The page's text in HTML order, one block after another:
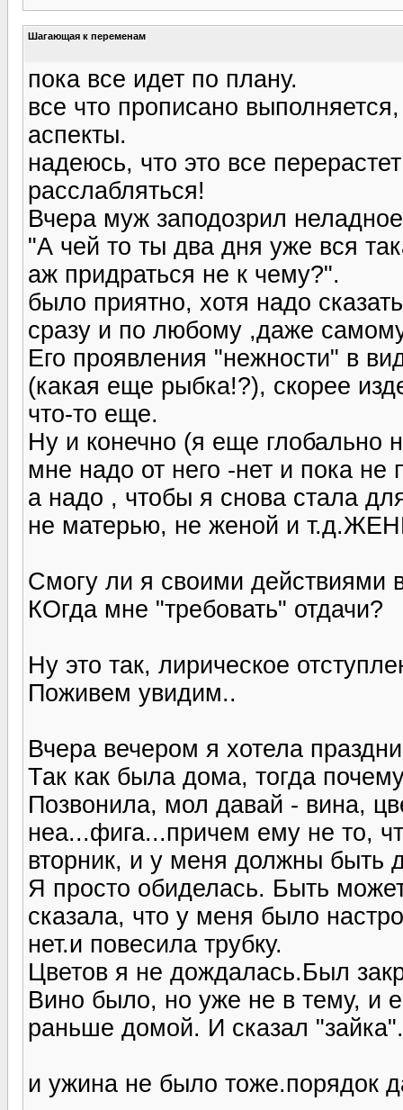
Шагающая к переменам
пока все идет по плану.
все что прописано
аспекты.
надеюсь, что это все
расслабляться!
Вчера муж заподозрил неладное
"А чей то ты два дня уже вся
аж придраться не к чему?".
было приятно, хотя надо
сразу и по любому ,даже
Его проявления "нежности" в
(какая еще рыбка!?), скорее
что-то еще.
Ну и конечно (я еще глобально
мне надо от него -нет и пока не
а надо , чтобы я снова стала
не матерью, не женой и
Смогу ли я своими действиями
КОгда мне "требовать" отдачи?
Ну это так, лирическое
Поживем увидим..
Вчера вечером я хотела
Так как была дома, тогда
Позвонила, мол давай - вина,
неа...фига...причем ему не то,
вторник, и у меня должны быть
Я просто обиделась. Быть
сказала, что у меня было
нет.и повесила трубку.
Цветов я не дождалась.Был
Вино было, но уже не в тему, и
раньше домой. И сказал
и ужина не было тоже.порядок